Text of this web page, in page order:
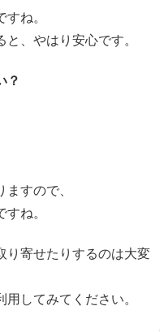
すね。
、やはり安心です。
？
すので、
ね。
り寄せたりするのは大変
用してみてください。